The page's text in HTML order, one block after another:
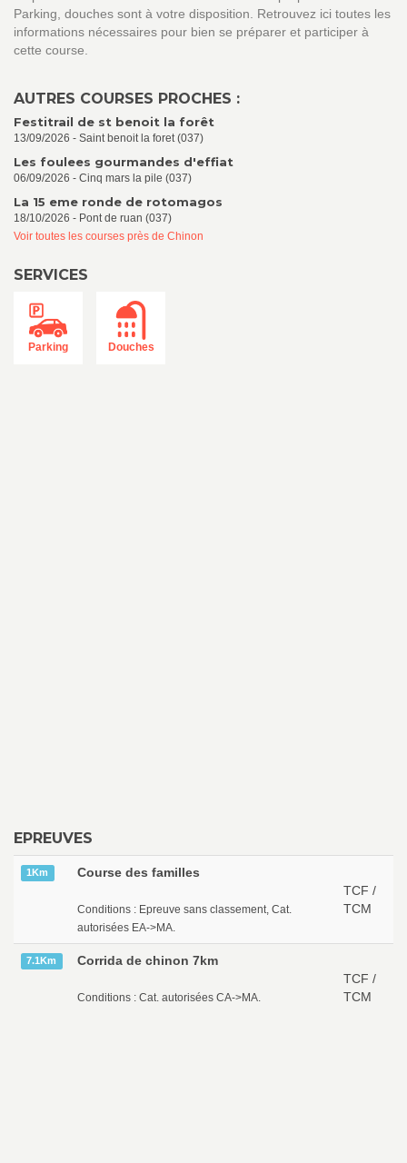
Parking, douches sont à votre disposition. Retrouvez ici toutes les
informations nécessaires pour bien se préparer et participer à
cette course.
AUTRES COURSES PROCHES :
Festitrail de st benoit la forêt
13/09/2026 - Saint benoit la foret (037)
Les foulees gourmandes d'effiat
06/09/2026 - Cinq mars la pile (037)
La 15 eme ronde de rotomagos
18/10/2026 - Pont de ruan (037)
Voir toutes les courses près de Chinon
SERVICES
Parking Douches
EPREUVES
1Km Course des familles
Conditions : Epreuve sans classement, Cat.
autorisées EA->MA.
TCF /
TCM
7.1Km Corrida de chinon 7km
Conditions : Cat. autorisées CA->MA.
TCF /
TCM